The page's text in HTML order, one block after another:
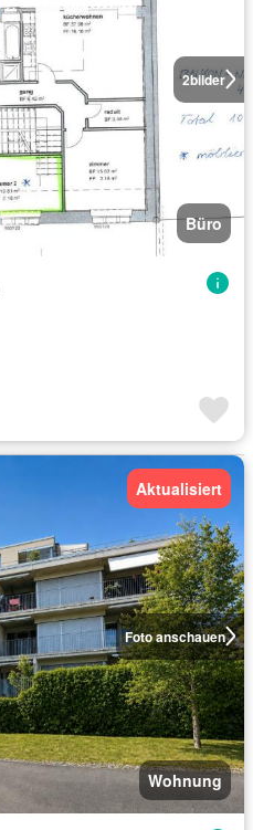
2bilder
Büro
Foto anschauen
Aktualisiert
Wohnung